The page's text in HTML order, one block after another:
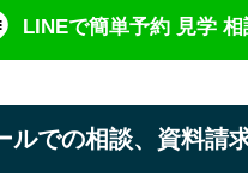
LINEで簡単予約 見学 相
ルでの相談、資料請